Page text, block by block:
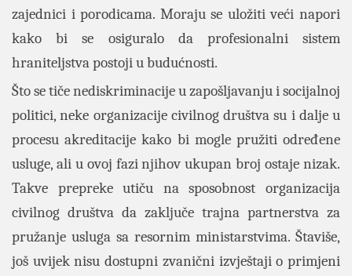
zajednici i porodicama. Moraju se uložiti veći napori
kako bi se osiguralo da profesionalni sistem
hraniteljstva postoji u budućnosti.
Što se tiče nediskriminacije u zapošljavanju i socijalnoj
politici, neke organizacije civilnog društva su i dalje u
procesu akreditacije kako bi mogle pružiti određene
usluge, ali u ovoj fazi njihov ukupan broj ostaje nizak.
Takve prepreke utiču na sposobnost organizacija
civilnog društva da zaključe trajna partnerstva za
pružanje usluga sa resornim ministarstvima. Štaviše,
još uvijek nisu dostupni zvanični izvještaji o primjeni